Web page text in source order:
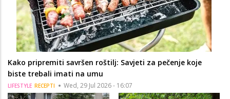
Kako pripremiti savršen roštilj: Savjeti za pečenje koje
biste trebali imati na umu
LIFESTYLE RECEPTI Wed, 29 Jul 2026 - 16:07